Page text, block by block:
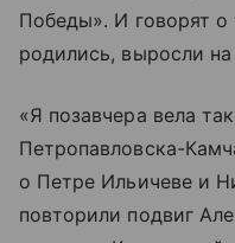
Победы». И говорят о
родились, выросли
«Я позавчера вела
Петропавловска-
о Петре Ильичеве и
повторили подвиг